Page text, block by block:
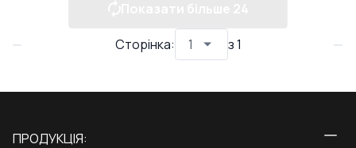
Сторінка: з1
ПРОДУКЦІЯ: